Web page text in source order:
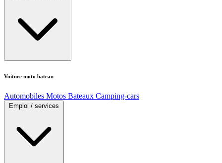
Voiture moto bateau
Automobiles Motos Bateaux Camping-cars
Emploi / services